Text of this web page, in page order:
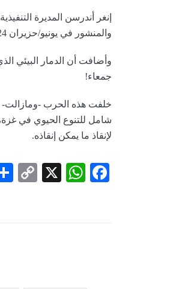
إنغر أندرسن المديرة
والمنشور في يونيو/حزيران 2024، “إن حماية البيئة ليس خيارًا ثانويًا، بل هو ضرورة أساسية للحفاظ على الحياة”.
وأضافت أن الدمار البيئي
جمعاء!
خلفت هذه الحرب -ومازالت-
شامل للتنوع الحيوي في
لإنقاذ ما يمكن إنقاذه.
Facebook
X